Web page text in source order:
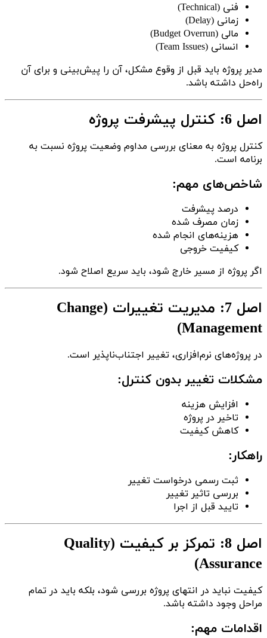
فنی (Technical)
زمانی (Delay)
مالی (Budget Overrun)
انسانی (Team Issues)
مدیر پروژه باید قبل از وقوع مشکل، آن را پیش‌بینی و برای آن
راه‌حل داشته باشد.
اصل 6: کنترل پیشرفت پروژه
کنترل پروژه به معنای بررسی مداوم وضعیت پروژه نسبت به
برنامه است.
شاخص‌های مهم:
درصد پیشرفت
زمان مصرف شده
هزینه‌های انجام شده
کیفیت خروجی
اگر پروژه از مسیر خارج شود، باید سریع اصلاح شود.
اصل 7: مدیریت تغییرات (Change
Management)
در پروژه‌های نرم‌افزاری، تغییر اجتناب‌ناپذیر است.
مشکلات تغییر بدون کنترل:
افزایش هزینه
تاخیر در پروژه
کاهش کیفیت
راهکار:
ثبت رسمی درخواست تغییر
بررسی تاثیر تغییر
تایید قبل از اجرا
اصل 8: تمرکز بر کیفیت (Quality
Assurance)
کیفیت نباید در انتهای پروژه بررسی شود، بلکه باید در تمام
مراحل وجود داشته باشد.
اقدامات مهم: